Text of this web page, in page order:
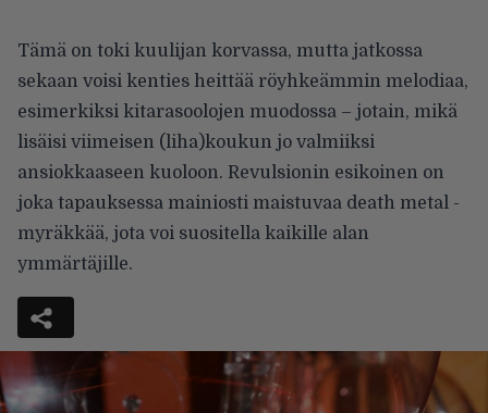
Tämä on toki kuulijan korvassa, mutta jatkossa
sekaan voisi kenties heittää röyhkeämmin melodiaa,
esimerkiksi kitarasoolojen muodossa – jotain, mikä
lisäisi viimeisen (liha)koukun jo valmiiksi
ansiokkaaseen kuoloon. Revulsionin esikoinen on
joka tapauksessa mainiosti maistuvaa death metal -
myräkkää, jota voi suositella kaikille alan
ymmärtäjille.